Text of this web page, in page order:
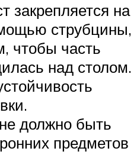
закрепляется на
струбцины,
чтобы часть
над столом.
должно быть
предметов